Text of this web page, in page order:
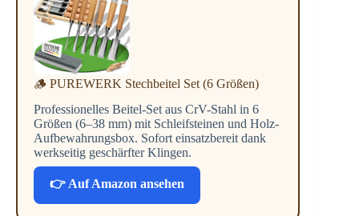
🪵 PUREWERK Stechbeitel Set (6 Größen)
Professionelles Beitel-Set aus CrV-Stahl in 6
Größen (6–38 mm) mit Schleifsteinen und Holz-
Aufbewahrungsbox. Sofort einsatzbereit dank
werkseitig geschärfter Klingen.
👉 Auf Amazon ansehen